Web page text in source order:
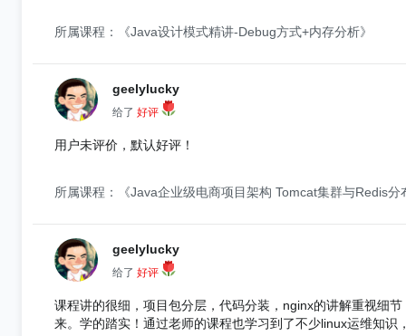
所属课程：《Java设计模式精讲-Debug方式+内存分析》
geelylucky
给了 好评
用户未评价，默认好评！
所属课程：《Java企业级电商项目架构 Tomcat集群与Redis分
geelylucky
给了 好评
课程讲的很细，项目包分层，代码分装，nginx的讲解重视细
来。学的踏实！通过老师的课程也学习到了不少linux运维知